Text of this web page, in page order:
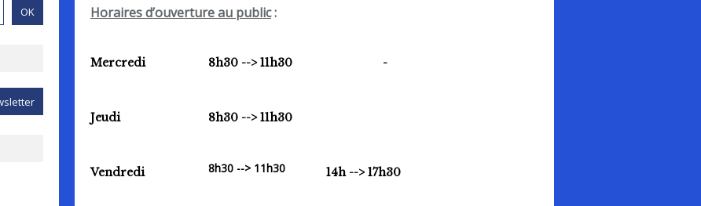
Horaires d’ouverture au public:
Mercredi 8h30 --> 11h30 -
Jeudi 8h30 --> 11h30
Vendredi 8h30 --> 11h30 14h --> 17h30